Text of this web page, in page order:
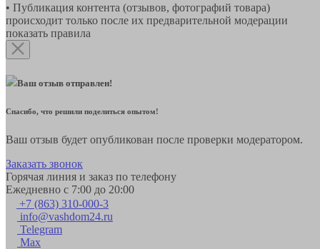
• Публикация контента (отзывов, фотографий товара)
происходит только после их предварительной модерации
показать правила
Ваш отзыв отправлен!
Спасибо, что решили поделиться опытом!
Ваш отзыв будет опубликован после проверки модератором.
Заказать звонок
Горячая линия и заказ по телефону
Ежедневно с 7:00 до 20:00
+7 (863) 310-000-3
info@vashdom24.ru
Telegram
Max